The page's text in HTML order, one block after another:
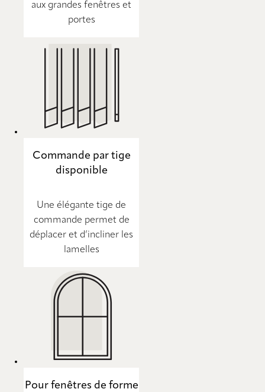
aux grandes fenêtres et
portes
Commande par tige
disponible
Une élégante tige de
commande permet de
déplacer et d’incliner les
lamelles
Pour fenêtres de forme